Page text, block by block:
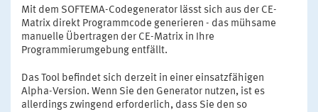
Mit dem SOFTEMA-Codegenerator lässt sich aus der CE-
Matrix direkt Programmcode generieren - das mühsame
manuelle Übertragen der CE-Matrix in Ihre
Programmierumgebung entfällt.
Das Tool befindet sich derzeit in einer einsatzfähigen
Alpha-Version. Wenn Sie den Generator nutzen, ist es
allerdings zwingend erforderlich, dass Sie den so